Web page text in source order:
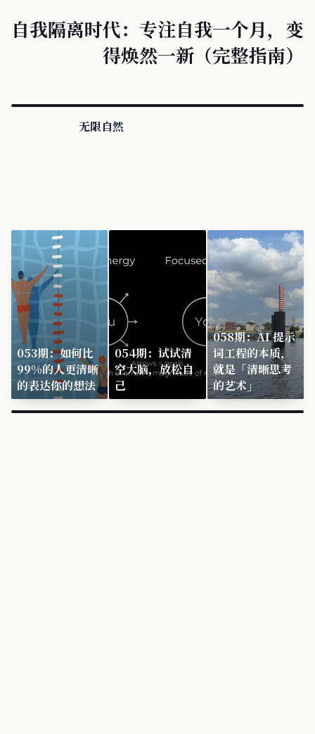
自我隔离时代：专注自我一个月，变
得焕然一新（完整指南）
无限自然
053期：如何比
99%的人更清晰
的表达你的想法
054期：试试清
空大脑，放松自
己
058期：AI 提示
词工程的本质，
就是「清晰思考
的艺术」